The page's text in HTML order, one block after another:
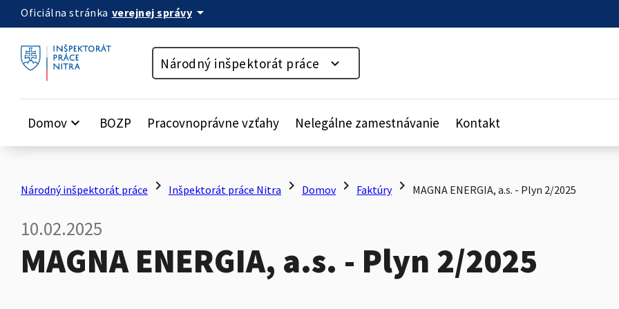
Preskočiť na obsah
Oficiálna stránka verejnej správy arrow_drop_down
Národný inšpektorát práce
Domov keyboard_arrow_down BOZP Pracovnoprávne vzťahy Nelegálne zamestnávanie Kontakt
Národný inšpektorát práce chevron_right Inšpektorát práce Nitra chevron_right Domov chevron_right Faktúry chevron_right MAGNA ENERGIA, a.s. - Plyn 2/2025
10.02.2025
MAGNA ENERGIA, a.s. - Plyn 2/2025